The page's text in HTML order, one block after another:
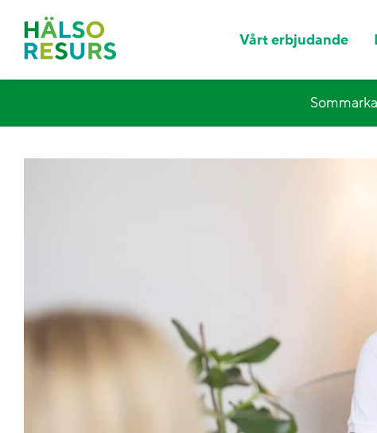
Vårt erbjudande